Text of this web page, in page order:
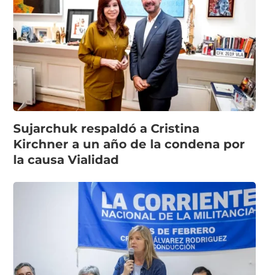
Sujarchuk respaldó a Cristina
Kirchner a un año de la condena por
la causa Vialidad